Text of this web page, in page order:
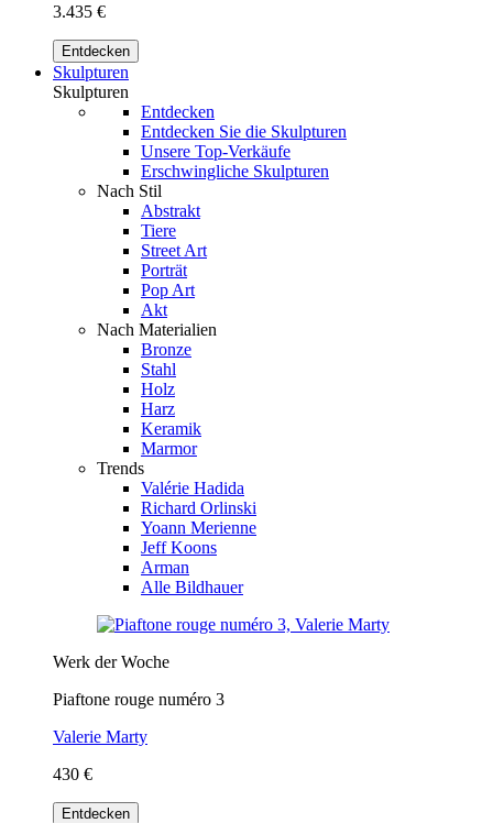
3.435 €
Entdecken
Skulpturen
Skulpturen
Entdecken
Entdecken Sie die Skulpturen
Unsere Top-Verkäufe
Erschwingliche Skulpturen
Nach Stil
Abstrakt
Tiere
Street Art
Porträt
Pop Art
Akt
Nach Materialien
Bronze
Stahl
Holz
Harz
Keramik
Marmor
Trends
Valérie Hadida
Richard Orlinski
Yoann Merienne
Jeff Koons
Arman
Alle Bildhauer
Werk der Woche
Piaftone rouge numéro 3
Valerie Marty
430 €
Entdecken